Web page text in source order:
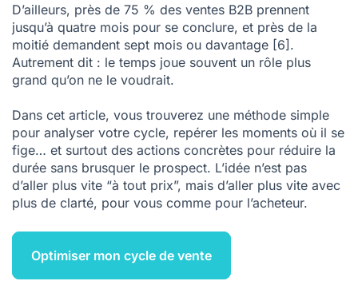
D’ailleurs, près de 75 % des ventes B2B prennent
jusqu’à quatre mois pour se conclure, et près de la
moitié demandent sept mois ou davantage [6].
Autrement dit : le temps joue souvent un rôle plus
grand qu’on ne le voudrait.
Dans cet article, vous trouverez une méthode simple
pour analyser votre cycle, repérer les moments où il se
fige… et surtout des actions concrètes pour réduire la
durée sans brusquer le prospect. L’idée n’est pas
d’aller plus vite “à tout prix”, mais d’aller plus vite avec
plus de clarté, pour vous comme pour l’acheteur.
Optimiser mon cycle de vente